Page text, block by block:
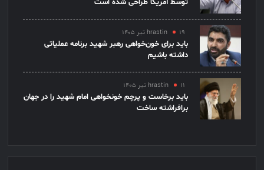
توسط آمریکا طراحی شده است
hrastin ۱۹ تیر ۱۴۰۵
باید برای خون‌خواهی رهبر شهید برنامه عملیاتی
داشته باشیم
hrastin ۱۱ تیر ۱۴۰۵
باید برخاست و پرچم خونخواهی امام شهید را در جهان
برافراشته ساخت